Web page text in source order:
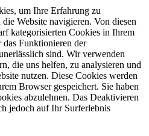
um Ihre Erfahrung zu
Website navigieren. Von diesen
kategorisierten Cookies in Ihrem
das Funktionieren der
sind. Wir verwenden
die uns helfen, zu analysieren und
nutzen. Diese Cookies werden
Browser gespeichert. Sie haben
abzulehnen. Das Deaktivieren
jedoch auf Ihr Surferlebnis